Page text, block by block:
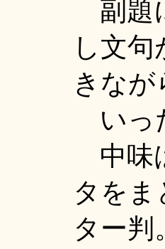
副題
し文
きな
いっ
中味
タをま
ター判